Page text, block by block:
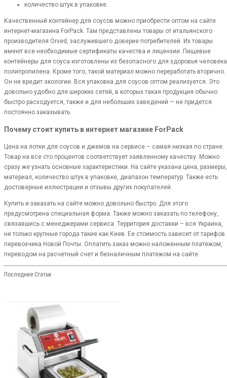
количество штук в упаковке.
Качественный контейнер для соусов можно приобрести оптом на сайте
интернет-магазина ForPack. Там представлены товары от итальянского
производителя Orved, заслужившего доверие потребителей. Их товары
имеют все необходимые сертификаты качества и лицензии. Пищевые
контейнеры для соуса изготовлены из безопасного для здоровья человека
полипропилена. Кроме того, такой материал можно переработать вторично.
Он не вредит экологии. Вся упаковка для соусов оптом реализуется. Это
довольно удобно для широких сетей, в которых такая продукция обычно
быстро расходуется, также и для небольших заведений — не придется
постоянно заказывать.
Почему стоит купить в интернет магазине ForPack
Цена на лотки для соусов и джемов на сервисе – самая низкая по стране.
Товар на все сто процентов соответствует заявленному качеству. Можно
сразу же узнать основные характеристики. На сайте указана цена, размеры,
материал, количество штук в упаковке, диапазон температур. Также есть
достоверные иллюстрации и отзывы других покупателей.
Купить и заказать на сайте можно довольно быстро. Для этого
предусмотрена специальная форма. Также можно заказать по телефону,
связавшись с менеджерами сервиса. Территория доставки – вся Украина,
не только крупные города такие как Киев. Ее стоимость зависит от тарифов
перевозчика Новой Почты. Оплатить заказ можно наложенным платежом,
переводом на расчетный счет и безналичным платежом на сайте.
Последние Статьи